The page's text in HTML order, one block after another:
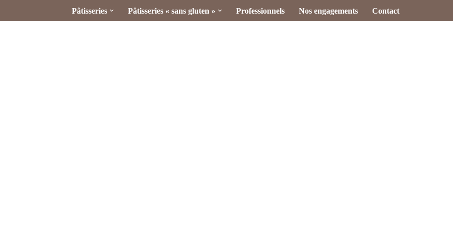
Pâtisseries Pâtisseries « sans gluten » Professionnels Nos engagements Contact